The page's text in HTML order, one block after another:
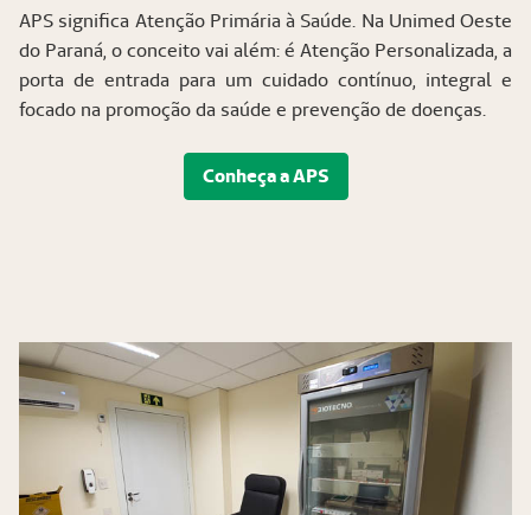
APS significa Atenção Primária à Saúde. Na Unimed Oeste
do Paraná, o conceito vai além: é Atenção Personalizada, a
porta de entrada para um cuidado contínuo, integral e
focado na promoção da saúde e prevenção de doenças.
Conheça a APS